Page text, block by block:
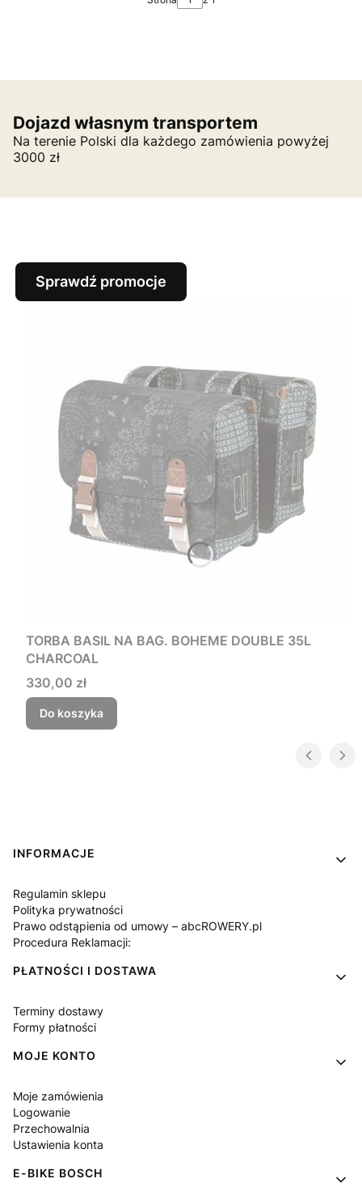
Dojazd własnym transportem
Na terenie Polski dla każdego zamówienia powyżej
3000 zł
Sprawdź promocje
TORBA BASIL NA BAG. BOHEME DOUBLE 35L
CHARCOAL
Cena
330,00 zł
Do koszyka
Linki w stopce
INFORMACJE
Regulamin sklepu
Polityka prywatności
Prawo odstąpienia od umowy – abcROWERY.pl
Procedura Reklamacji:
PŁATNOŚCI I DOSTAWA
Terminy dostawy
Formy płatności
MOJE KONTO
Moje zamówienia
Logowanie
Przechowalnia
Ustawienia konta
E-BIKE BOSCH